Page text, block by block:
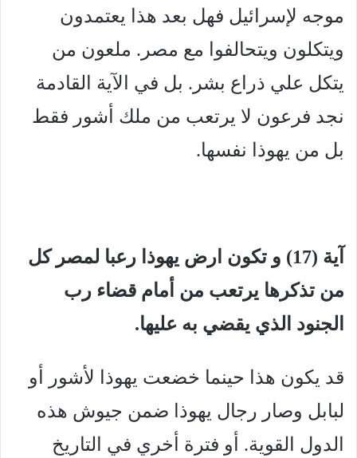
موجه لإسرائيل فهل بعد هذا يعتمدون
ويتكلون ويتحالفوا مع مصر. ملعون من
يتكل علي ذراع بشر. بل في الآية القادمة
نجد فرعون لا يرتعب من ملك أشور فقط
بل من يهوذا نفسها.
آية (17) و تكون ارض يهوذا رعبا لمصر كل
من تذكرها يرتعب من أمام قضاء رب
الجنود الذي يقضي به عليها.
قد يكون هذا حينما خضعت يهوذا لأشور أو
لبابل وصار رجال يهوذا ضمن جيوش هذه
الدول القوية. أو فترة أخري في التاريخ